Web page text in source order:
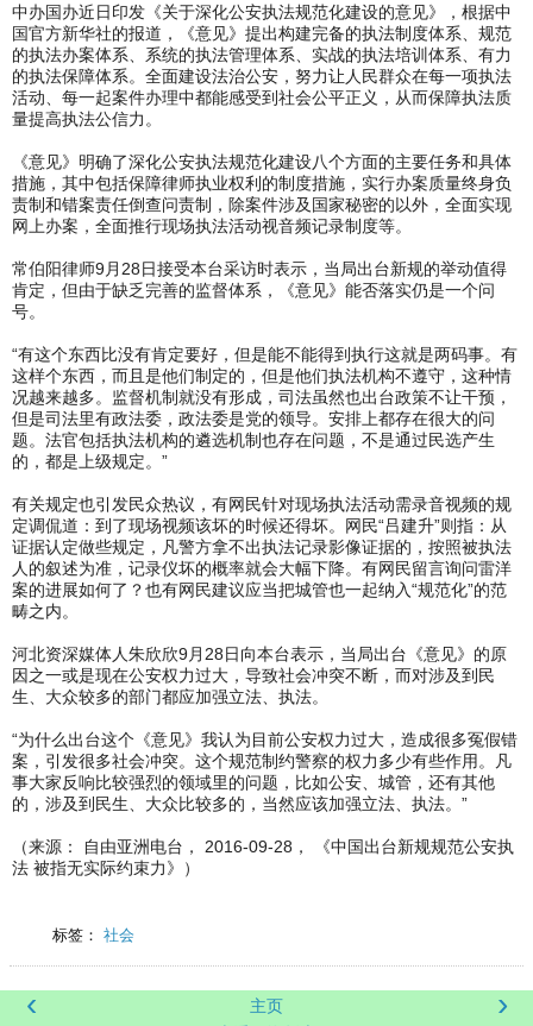
中办国办近日印发《关于深化公安执法规范化建设的意见》，根据中
国官方新华社的报道，《意见》提出构建完备的执法制度体系、规范
的执法办案体系、系统的执法管理体系、实战的执法培训体系、有力
的执法保障体系。全面建设法治公安，努力让人民群众在每一项执法
活动、每一起案件办理中都能感受到社会公平正义，从而保障执法质
量提高执法公信力。
《意见》明确了深化公安执法规范化建设八个方面的主要任务和具体
措施，其中包括保障律师执业权利的制度措施，实行办案质量终身负
责制和错案责任倒查问责制，除案件涉及国家秘密的以外，全面实现
网上办案，全面推行现场执法活动视音频记录制度等。
常伯阳律师9月28日接受本台采访时表示，当局出台新规的举动值得
肯定，但由于缺乏完善的监督体系，《意见》能否落实仍是一个问
号。
“有这个东西比没有肯定要好，但是能不能得到执行这就是两码事。有
这样个东西，而且是他们制定的，但是他们执法机构不遵守，这种情
况越来越多。监督机制就没有形成，司法虽然也出台政策不让干预，
但是司法里有政法委，政法委是党的领导。安排上都存在很大的问
题。法官包括执法机构的遴选机制也存在问题，不是通过民选产生
的，都是上级规定。”
有关规定也引发民众热议，有网民针对现场执法活动需录音视频的规
定调侃道：到了现场视频该坏的时候还得坏。网民“吕建升”则指：从
证据认定做些规定，凡警方拿不出执法记录影像证据的，按照被执法
人的叙述为准，记录仪坏的概率就会大幅下降。有网民留言询问雷洋
案的进展如何了？也有网民建议应当把城管也一起纳入“规范化”的范
畴之内。
河北资深媒体人朱欣欣9月28日向本台表示，当局出台《意见》的原
因之一或是现在公安权力过大，导致社会冲突不断，而对涉及到民
生、大众较多的部门都应加强立法、执法。
“为什么出台这个《意见》我认为目前公安权力过大，造成很多冤假错
案，引发很多社会冲突。这个规范制约警察的权力多少有些作用。凡
事大家反响比较强烈的领域里的问题，比如公安、城管，还有其他
的，涉及到民生、大众比较多的，当然应该加强立法、执法。”
（来源： 自由亚洲电台， 2016-09-28， 《中国出台新规规范公安执
法 被指无实际约束力》）
标签： 社会
‹ ›
主页